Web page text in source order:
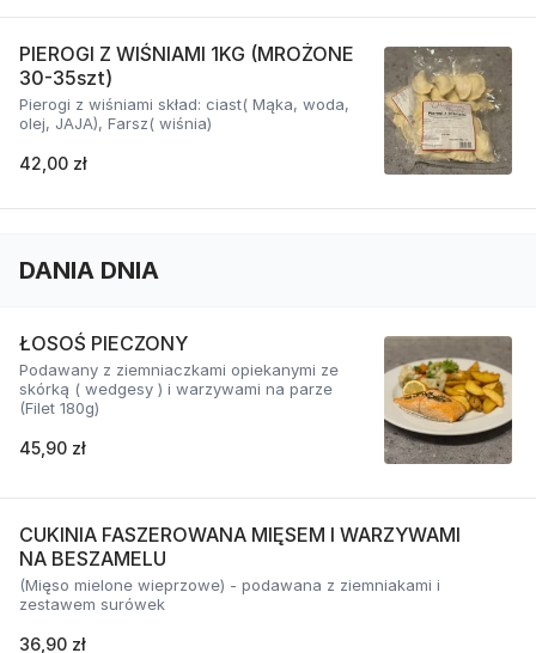
PIEROGI Z WIŚNIAMI 1KG (MROŻONE
30-35szt)
Pierogi z wiśniami skład: ciast( Mąka, woda,
olej, JAJA), Farsz( wiśnia)
42,00 zł
DANIA DNIA
ŁOSOŚ PIECZONY
Podawany z ziemniaczkami opiekanymi ze
skórką ( wedgesy ) i warzywami na parze
(Filet 180g)
45,90 zł
CUKINIA FASZEROWANA MIĘSEM I WARZYWAMI
NA BESZAMELU
(Mięso mielone wieprzowe) - podawana z ziemniakami i
zestawem surówek
36,90 zł